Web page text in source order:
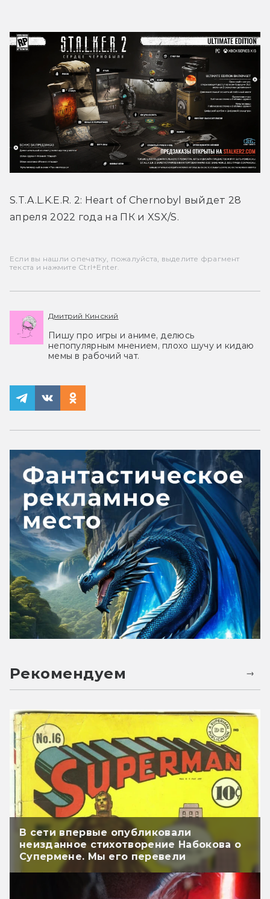
S.T.A.L.K.E.R. 2: Heart of Chernobyl выйдет 28
апреля 2022 года на ПК и XSX/S.
Если вы нашли опечатку, пожалуйста, выделите фрагмент
текста и нажмите Ctrl+Enter.
Дмитрий Кинский
Пишу про игры и аниме, делюсь
непопулярным мнением, плохо шучу и кидаю
мемы в рабочий чат.
Рекомендуем
В сети впервые опубликовали
неизданное стихотворение Набокова о
Супермене. Мы его перевели